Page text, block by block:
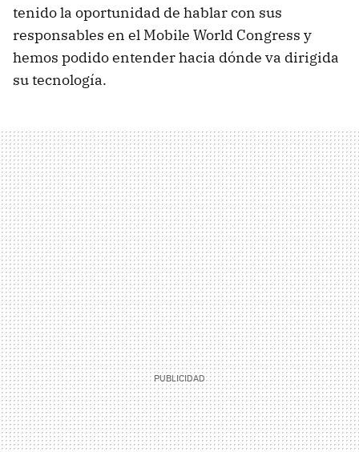
tenido la oportunidad de hablar con sus
responsables en el Mobile World Congress y
hemos podido entender hacia dónde va dirigida
su tecnología.